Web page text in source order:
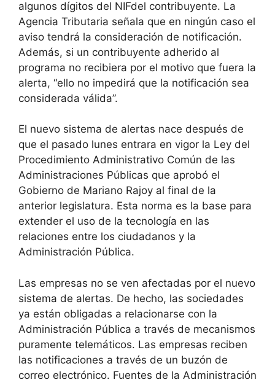
algunos dígitos del NIFdel contribuyente. La
Agencia Tributaria señala que en ningún caso el
aviso tendrá la consideración de notificación.
Además, si un contribuyente adherido al
programa no recibiera por el motivo que fuera la
alerta, “ello no impedirá que la notificación sea
considerada válida”.
El nuevo sistema de alertas nace después de
que el pasado lunes entrara en vigor la Ley del
Procedimiento Administrativo Común de las
Administraciones Públicas que aprobó el
Gobierno de Mariano Rajoy al final de la
anterior legislatura. Esta norma es la base para
extender el uso de la tecnología en las
relaciones entre los ciudadanos y la
Administración Pública.
Las empresas no se ven afectadas por el nuevo
sistema de alertas. De hecho, las sociedades
ya están obligadas a relacionarse con la
Administración Pública a través de mecanismos
puramente telemáticos. Las empresas reciben
las notificaciones a través de un buzón de
correo electrónico. Fuentes de la Administración